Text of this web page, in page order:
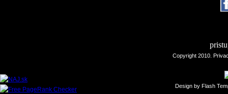
Copyright 2010.
Design by Flash